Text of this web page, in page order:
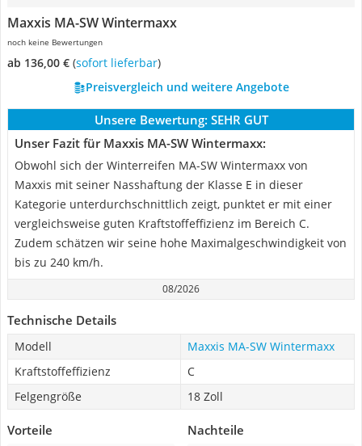
Maxxis MA-SW Wintermaxx
noch keine Bewertungen
ab 136,00 € ( Sofort lieferbar)
Preisvergleich und weitere Angebote
Unsere Bewertung: SEHR GUT
Unser Fazit für Maxxis MA-SW Wintermaxx:
Obwohl sich der Winterreifen MA-SW Wintermaxx von
Maxxis mit seiner Nasshaftung der Klasse E in dieser
Kategorie unterdurchschnittlich zeigt, punktet er mit einer
vergleichsweise guten Kraftstoffeffizienz im Bereich C.
Zudem schätzen wir seine hohe Maximalgeschwindigkeit von
bis zu 240 km/h.
08/2026
Technische Details
Modell
Maxxis MA-SW Wintermaxx
Kraftstoffeffizienz
C
Felgengröße
18 Zoll
Vorteile Nachteile